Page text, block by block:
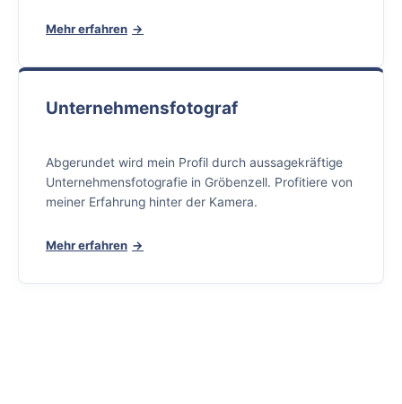
Mehr erfahren
Unternehmensfotograf
Abgerundet wird mein Profil durch aussagekräftige
Unternehmensfotografie in Gröbenzell. Profitiere von
meiner Erfahrung hinter der Kamera.
Mehr erfahren